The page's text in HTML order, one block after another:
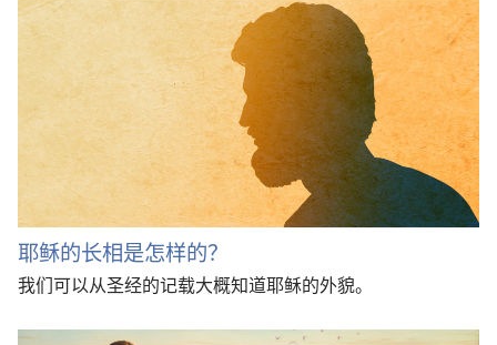
耶稣的长相是怎样的？
我们可以从圣经的记载大概知道耶稣的外貌。